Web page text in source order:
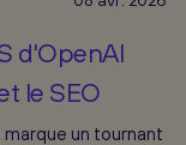
d'OpenAI
le SEO
un tournant